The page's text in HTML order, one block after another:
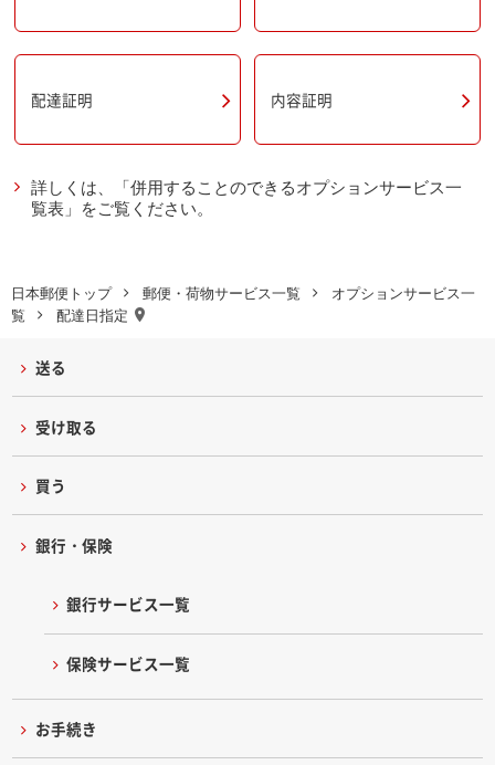
日本郵便トップ 郵便・荷物サービス一覧
オプションサービス一
覧
配達日指定
配達証明 内容証明
詳しくは、「併用することのできるオプションサービス一
覧表」をご覧ください。
送る
受け取る
買う
銀行・保険
銀行サービス一覧
保険サービス一覧
お手続き